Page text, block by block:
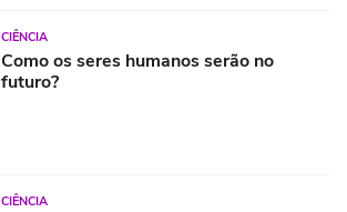
CIÊNCIA
Como os seres humanos serão no
futuro?
CIÊNCIA